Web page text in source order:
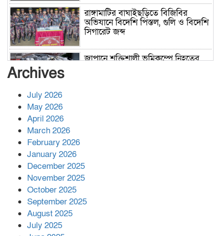
রাঙ্গামাটির বাঘাইছড়িতে বিজিবির
অভিযানে বিদেশি পিস্তল, গুলি ও বিদেশি
সিগারেট জব্দ
জাপানে শক্তিশালী ভূমিকম্পে নিহতের
পর ফোন তারেক রহমানের,গ্যাস সঙ্কট
Archives
July 2026
May 2026
April 2026
March 2026
February 2026
January 2026
December 2025
November 2025
October 2025
September 2025
August 2025
July 2025